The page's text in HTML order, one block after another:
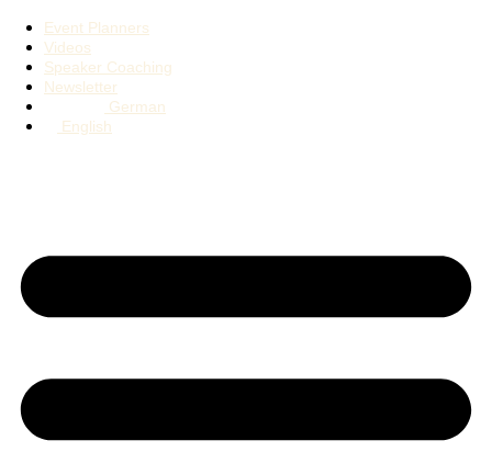
Event Planners
Videos
Speaker Coaching
Newsletter
German
English